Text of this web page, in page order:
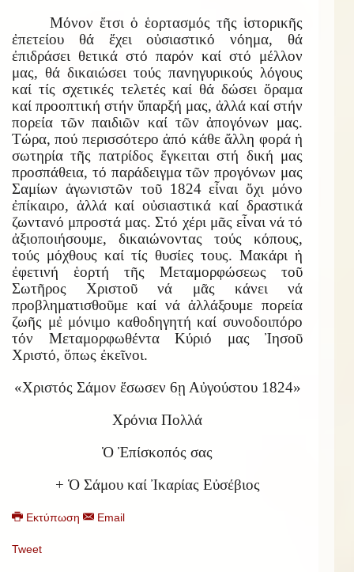
Μόνον ἔτσι ὁ ἑορτασμός τῆς ἱστορικῆς
ἐπετείου θά ἔχει οὐσιαστικό νόημα, θά
ἐπιδράσει θετικά στό παρόν καί στό μέλλον
μας, θά δικαιώσει τούς πανηγυρικούς λόγους
καί τίς σχετικές τελετές καί θά δώσει ὅραμα
καί προοπτική στήν ὕπαρξή μας, ἀλλά καί στήν
πορεία τῶν παιδιῶν καί τῶν ἀπογόνων μας.
Τώρα, πού περισσότερο ἀπό κάθε ἄλλη φορά ἡ
σωτηρία τῆς πατρίδος ἔγκειται στή δική μας
προσπάθεια, τό παράδειγμα τῶν προγόνων μας
Σαμίων ἀγωνιστῶν τοῦ 1824 εἶναι ὄχι μόνο
ἐπίκαιρο, ἀλλά καί οὐσιαστικά καί δραστικά
ζωντανό μπροστά μας. Στό χέρι μᾶς εἶναι νά τό
ἀξιοποιήσουμε, δικαιώνοντας τούς κόπους,
τούς μόχθους καί τίς θυσίες τους. Μακάρι ἡ
ἐφετινή ἑορτή τῆς Μεταμορφώσεως τοῦ
Σωτῆρος Χριστοῦ νά μᾶς κάνει νά
προβληματισθοῦμε καί νά ἀλλάξουμε πορεία
ζωῆς μἐ μόνιμο καθοδηγητή καί συνοδοιπόρο
τόν Μεταμορφωθέντα Κύριό μας Ἰησοῦ
Χριστό, ὅπως ἐκεῖνοι.
«Χριστός Σάμον ἔσωσεν 6ῃ Αὐγούστου 1824»
Χρόνια Πολλά
Ὁ Ἐπίσκοπός σας
+ Ὁ Σάμου καί Ἰκαρίας Εὐσέβιος
Εκτύπωση Email
Tweet